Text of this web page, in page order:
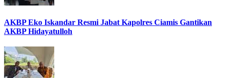
AKBP Eko Iskandar Resmi Jabat Kapolres Ciamis Gantikan
AKBP Hidayatulloh